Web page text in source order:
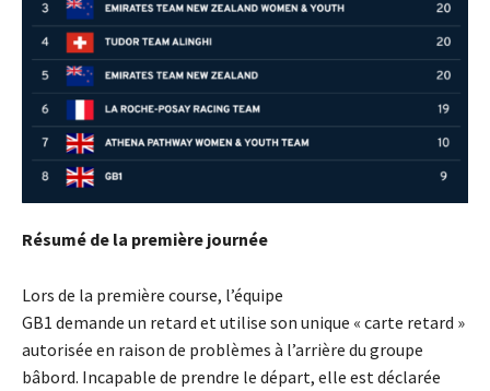
Résumé de la première journée
Lors de la première course, l’équipe
GB1 demande un retard et utilise son unique « carte retard »
autorisée en raison de problèmes à l’arrière du groupe
bâbord. Incapable de prendre le départ, elle est déclarée